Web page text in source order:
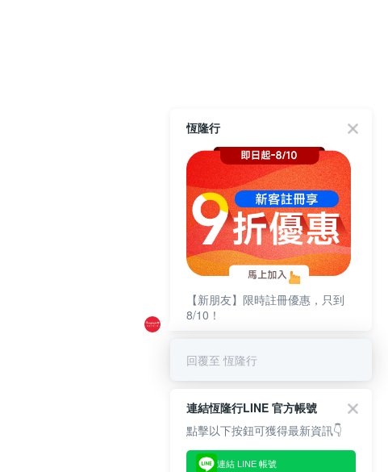
恆隆行
【新朋友】限時註冊優惠，只到
8/10！
回覆至 恆隆行
連結恆隆行LINE 官方帳號
點擊以下按鈕可獲得最新資訊👇
連結 LINE 帳號